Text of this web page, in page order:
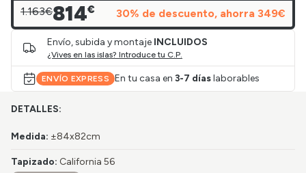
1.163€814€ 30% de descuento, ahorra 349€
Envío, subida y montaje INCLUIDOS
¿Vives en las islas? Introduce tu C.P.
ENVÍO EXPRESS En tu casa en 3-7 díaslaborables
DETALLES:
Medida: ±84x82cm
Tapizado: California 56